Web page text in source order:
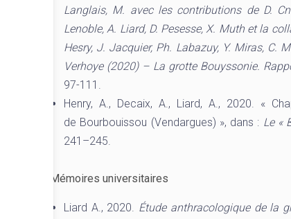
Langlais, M. avec les contributions de D.
Lenoble, A. Liard, D. Pesesse, X. Muth et la
Hesry, J. Jacquier, Ph. Labazuy, Y. Miras, C.
Verhoye (2020) – La grotte Bouyssonie.
97-111.
Henry, A., Decaix, A., Liard, A., 2020. «
de Bourbouissou (Vendargues) », dans : Le «
241–245.
Mémoires universitaires
Liard A., 2020. Étude anthracologique de la